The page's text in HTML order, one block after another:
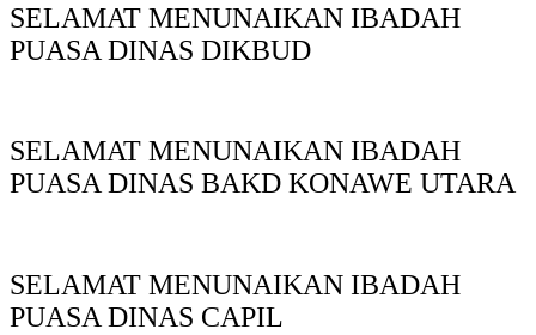
SELAMAT MENUNAIKAN IBADAH
PUASA DINAS DIKBUD
SELAMAT MENUNAIKAN IBADAH
PUASA DINAS BAKD KONAWE UTARA
SELAMAT MENUNAIKAN IBADAH
PUASA DINAS CAPIL